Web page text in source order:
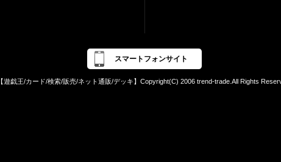
スマートフォンサイト
【遊戯王/カード/検索/販売/ネット通販/デッキ】Copyright(C) 2006 trend-trade.All Rights